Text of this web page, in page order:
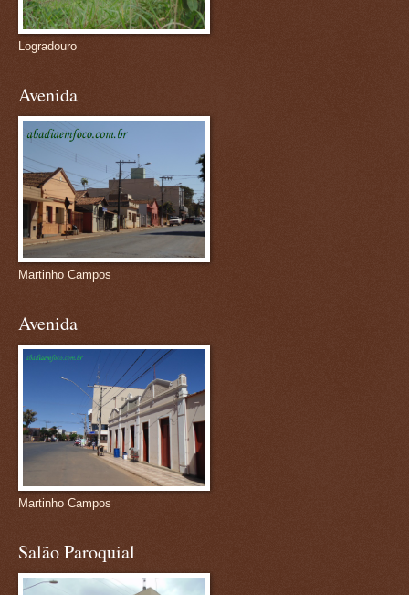
Logradouro
Avenida
Martinho Campos
Avenida
Martinho Campos
Salão Paroquial